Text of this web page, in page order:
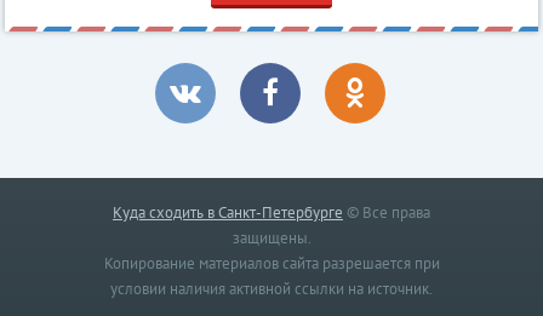
Куда сходить в Санкт-Петербурге © Все права
защищены.
Копирование материалов сайта разрешается при
условии наличия активной ссылки на источник.